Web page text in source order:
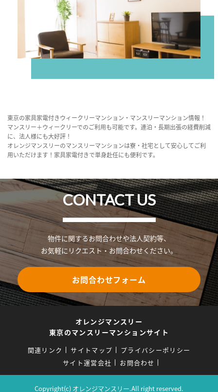
東京の家具家電付きウィークリーマンション・マンスリーマンション情報！
マンスリー＋ウィークリーでのご利用も可能です。連泊・長期出張の経費削減
に、法人様にも大好評！
オレンジマンスリーのマンスリーマンションは寮・社宅として安心してご利
用いただけます！家具家電付きで単身赴任にも便利です。
CONTACT US
物件に関するお問合わせや法人契約等、
お気軽にリクエスト・お問合わせください。
お問合わせフォーム
オレンジマンスリー
東京のマンスリーマンションサイト
関連リンク サイトマップ
プライバシーポリシー
サイト運営会社
お問合わせ
Copyright(c) オレンジマンスリー.All right reserved.